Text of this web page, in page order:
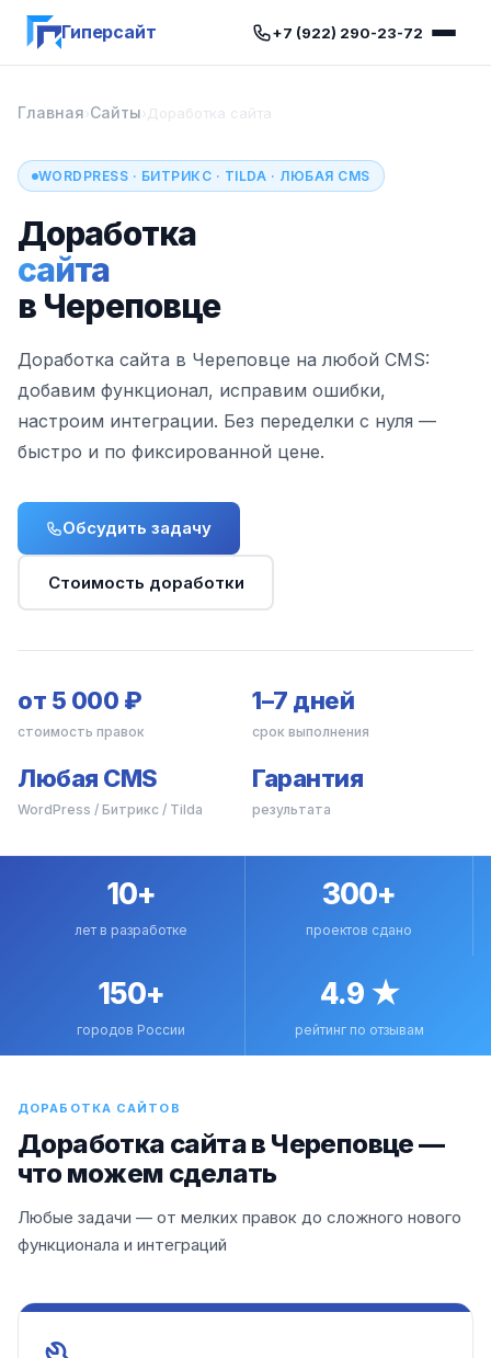
Гиперсайт +7 (922) 290-23-72
Главная›Сайты› Доработка сайта
WORDPRESS · БИТРИКС · TILDA · ЛЮБАЯ CMS
Доработка
сайта
в Череповце
Доработка сайта в Череповце на любой CMS:
добавим функционал, исправим ошибки,
настроим интеграции. Без переделки с нуля —
быстро и по фиксированной цене.
Обсудить задачу
Стоимость доработки
от 5 000 ₽
стоимость правок
1–7 дней
срок выполнения
Любая CMS
WordPress / Битрикс / Tilda
Гарантия
результата
10+
лет в разработке
300+
проектов сдано
150+
городов России
4.9 ★
рейтинг по отзывам
ДОРАБОТКА САЙТОВ
Доработка сайта в Череповце —
что можем сделать
Любые задачи — от мелких правок до сложного нового
функционала и интеграций